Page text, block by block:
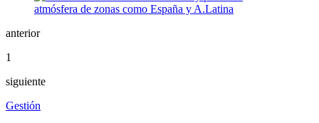
anterior
1
siguiente
Gestión